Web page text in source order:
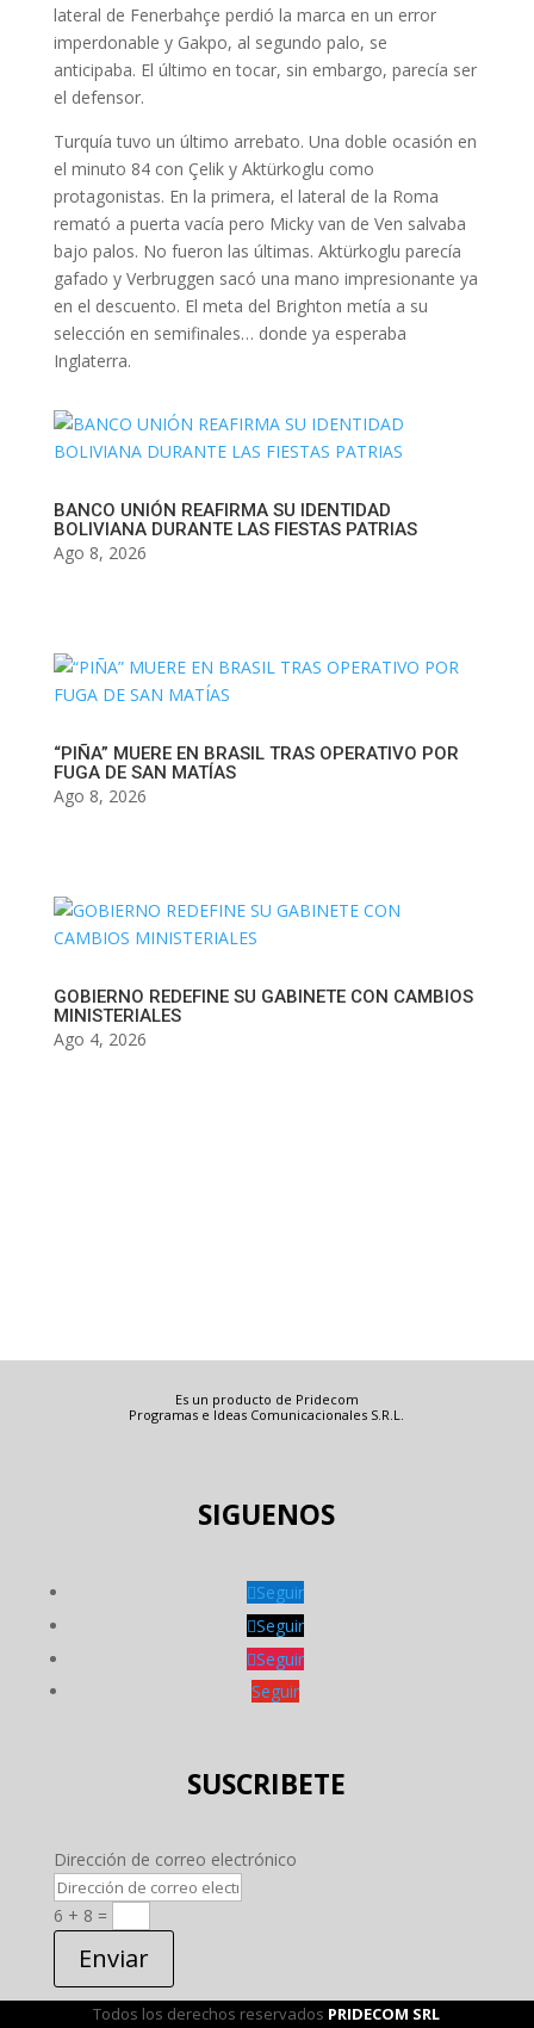
lateral de Fenerbahçe perdió la marca en un error
imperdonable y Gakpo, al segundo palo, se
anticipaba. El último en tocar, sin embargo, parecía ser
el defensor.
Turquía tuvo un último arrebato. Una doble ocasión en
el minuto 84 con Çelik y Aktürkoglu como
protagonistas. En la primera, el lateral de la Roma
remató a puerta vacía pero Micky van de Ven salvaba
bajo palos. No fueron las últimas. Aktürkoglu parecía
gafado y Verbruggen sacó una mano impresionante ya
en el descuento. El meta del Brighton metía a su
selección en semifinales… donde ya esperaba
Inglaterra.
BANCO UNIÓN REAFIRMA SU IDENTIDAD
BOLIVIANA DURANTE LAS FIESTAS PATRIAS
Ago 8, 2026
“PIÑA” MUERE EN BRASIL TRAS OPERATIVO POR
FUGA DE SAN MATÍAS
Ago 8, 2026
GOBIERNO REDEFINE SU GABINETE CON CAMBIOS
MINISTERIALES
Ago 4, 2026
Es un producto de Pridecom
Programas e Ideas Comunicacionales S.R.L.
SIGUENOS
Seguir
Seguir
Seguir
Seguir
SUSCRIBETE
Dirección de correo electrónico
6 + 8 =
Enviar
Todos los derechos reservados PRIDECOM SRL